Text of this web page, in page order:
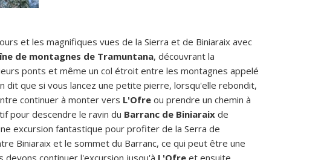
et les magnifiques vues de la Sierra et de Biniaraix avec
de montagnes de Tramuntana, découvrant la
ponts et même un col étroit entre les montagnes appelé
dit que si vous lancez une petite pierre, lorsqu'elle rebondit,
continuer à monter vers L'Ofre ou prendre un chemin à
pour descendre le ravin du Barranc de Biniaraix de
excursion fantastique pour profiter de la Serra de
Biniaraix et le sommet du Barranc, ce qui peut être une